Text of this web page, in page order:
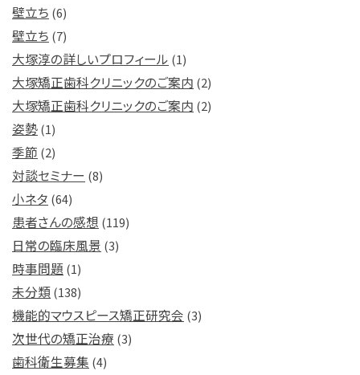
壁立ち (6)
壁立ち (7)
大塚淳の詳しいプロフィール (1)
大塚矯正歯科クリニックのご案内 (2)
大塚矯正歯科クリニックのご案内 (2)
姿勢(1)
季節 (2)
対談セミナー (8)
小ネタ (64)
患者さんの感想 (119)
日常の臨床風景 (3)
時事問題 (1)
未分類(138)
機能的マウスピース矯正研究会 (3)
次世代の矯正治療 (3)
歯科衛生募集 (4)